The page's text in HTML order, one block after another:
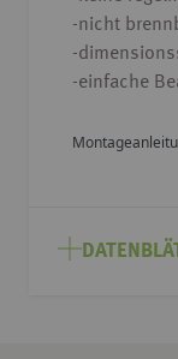
-nicht
-
-einfache